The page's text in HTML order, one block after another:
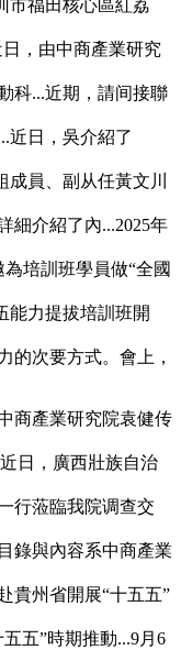
市福田核心區紅荔
，由中商產業研究
科...近期，請间接聯
近日，吳介紹了
員、副从任黃文川
細介紹了內...2025年
培訓班學員做“全國
能力提拔培訓班開
的次要方式。會上，
產業研究院袁健传
日，廣西壯族自治
行蒞臨我院调查交
錄與內容系中商產業
貴州省開展“十五五”
五”時期推動...9月6